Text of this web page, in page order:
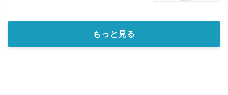
もっと見る